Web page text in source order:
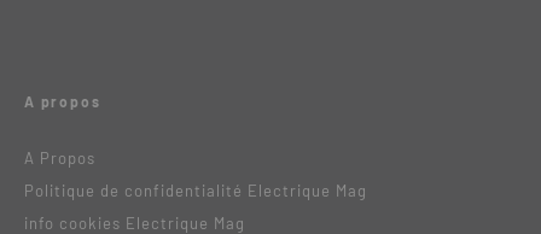
A propos
A Propos
Politique de confidentialité Electrique Mag
info cookies Electrique Mag